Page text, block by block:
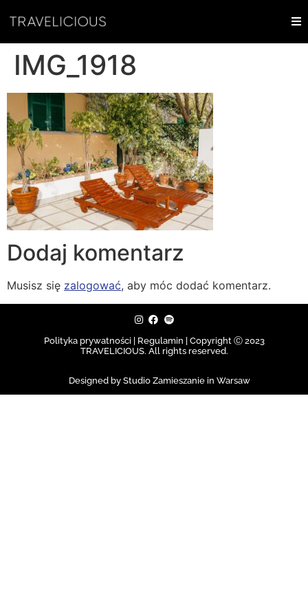
IMG_1918
Dodaj komentarz
Musisz się zalogować, aby móc dodać komentarz.
Polityka prywatności | Regulamin | Copyright Ⓒ 2023
TRAVELICIOUS. All rights reserved.
Designed by Studio Zamieszanie in Warsaw